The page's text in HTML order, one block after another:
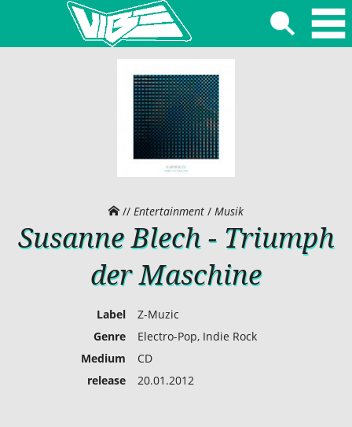
// Entertainment / Musik
Susanne Blech - Triumph
der Maschine
Label
Z-Muzic
Genre
Electro-Pop, Indie Rock
Medium
CD
release
20.01.2012